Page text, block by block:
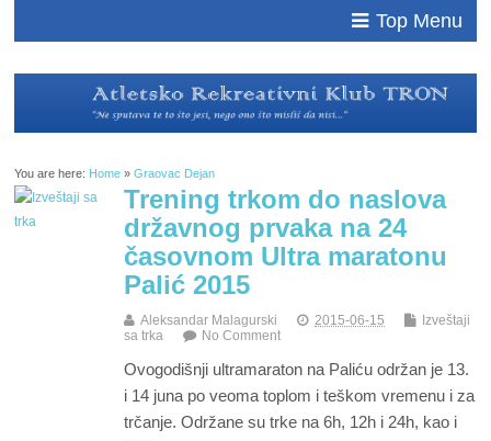
Top Menu
You are here: Home »Graovac Dejan
Trening trkom do naslova
državnog prvaka na 24
časovnom Ultra maratonu
Palić 2015
Aleksandar Malagurski 2015-06-15
Izveštaji
sa trka
No Comment
Ovogodišnji ultramaraton na Paliću održan je 13.
i 14 juna po veoma toplom i teškom vremenu i za
trčanje. Održane su trke na 6h, 12h i 24h, kao i